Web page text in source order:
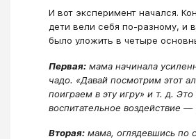
И вот эксперимент начался.
дети вели себя по-разному, и
было уложить в четыре
Первая: мама начинала
чадо. «Давай посмотрим этот
поиграем в эту игру» и т. д.
воспитательное воздействие ―
Вторая: мама, оглядевшись по